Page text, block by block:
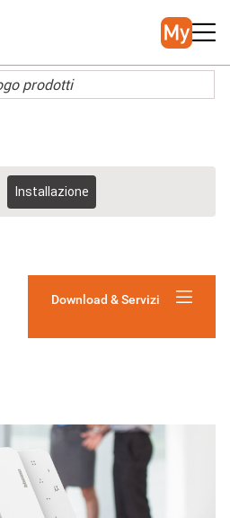
Installazione
Download & Servizi